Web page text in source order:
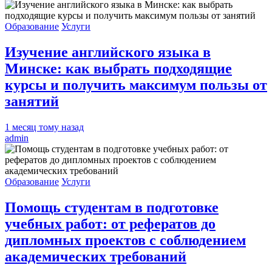
Образование Услуги
Изучение английского языка в
Минске: как выбрать подходящие
курсы и получить максимум пользы от
занятий
1 месяц тому назад
admin
Образование Услуги
Помощь студентам в подготовке
учебных работ: от рефератов до
дипломных проектов с соблюдением
академических требований